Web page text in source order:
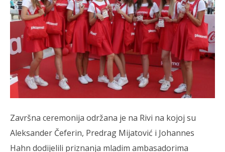
Završna ceremonija održana je na Rivi na kojoj su
Aleksander Čeferin, Predrag Mijatović i Johannes
Hahn dodijelili priznanja mladim ambasadorima